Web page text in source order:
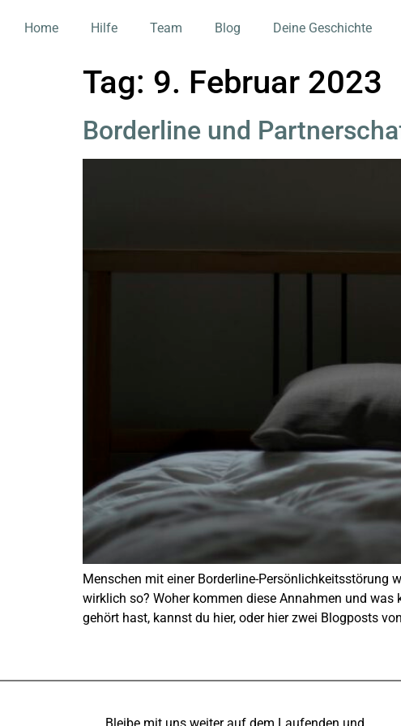
Home Hilfe Team Blog Deine Geschichte
Tag: 9. Februar 2023
Borderline und
Menschen mit einer Borderline-Persönlichkeitsstörung
wirklich so? Woher kommen diese Annahmen und
gehört hast, kannst du hier, oder hier zwei Blogposts